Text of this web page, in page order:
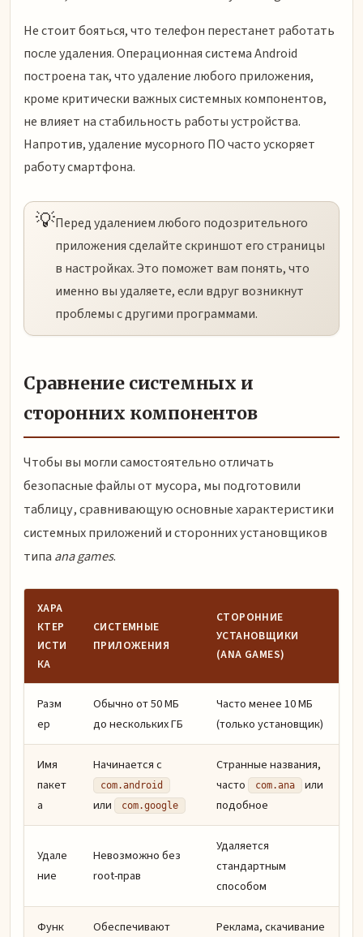
Не стоит бояться, что телефон перестанет работать
после удаления. Операционная система Android
построена так, что удаление любого приложения,
кроме критически важных системных компонентов,
не влияет на стабильность работы устройства.
Напротив, удаление мусорного ПО часто ускоряет
работу смартфона.
💡Перед удалением любого подозрительного
приложения сделайте скриншот его страницы
в настройках. Это поможет вам понять, что
именно вы удаляете, если вдруг возникнут
проблемы с другими программами.
Сравнение системных и
сторонних компонентов
Чтобы вы могли самостоятельно отличать
безопасные файлы от мусора, мы подготовили
таблицу, сравнивающую основные характеристики
системных приложений и сторонних установщиков
типа ana games.
ХАРА
КТЕР
ИСТИ
КА
СИСТЕМНЫЕ
ПРИЛОЖЕНИЯ
СТОРОННИЕ
УСТАНОВЩИКИ
(ANA GAMES)
Разм
ер
Обычно от 50 МБ
до нескольких ГБ
Часто менее 10 МБ
(только установщик)
Имя
пакет
а
Начинается с
com.android
или com.google
Странные названия,
часто
com.ana
или
подобное
Удале
ние
Невозможно без
root-прав
Удаляется
стандартным
способом
Функ
Обеспечивают
Реклама, скачивание